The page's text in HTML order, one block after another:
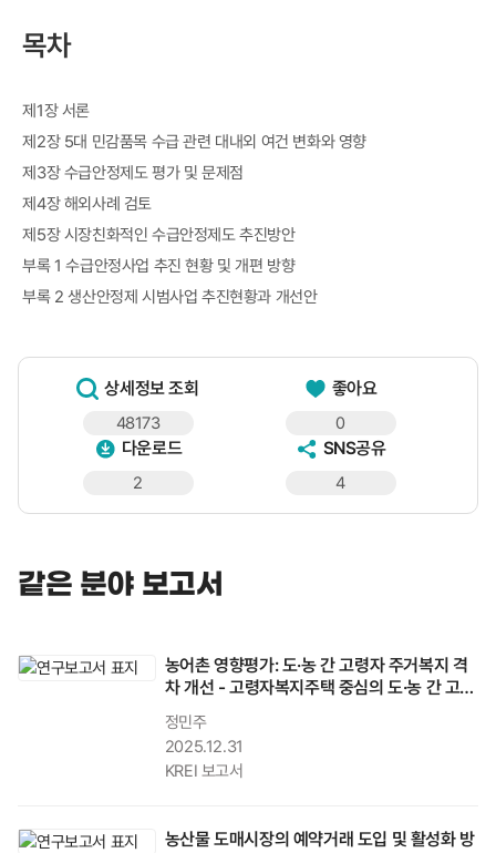
목차
제1장 서론
제2장 5대 민감품목 수급 관련 대내외 여건 변화와 영향
제3장 수급안정제도 평가 및 문제점
제4장 해외사례 검토
제5장 시장친화적인 수급안정제도 추진방안
부록 1 수급안정사업 추진 현황 및 개편 방향
부록 2 생산안정제 시범사업 추진현황과 개선안
상세정보 조회
48173
좋아요
0
다운로드
2
SNS공유
4
같은 분야 보고서
농어촌 영향평가: 도·농 간 고령자 주거복지 격
차 개선 - 고령자복지주택 중심의 도·농 간 고령
자 주거복지 격차 완화 방안
정민주
2025.12.31
KREI 보고서
농산물 도매시장의 예약거래 도입 및 활성화 방